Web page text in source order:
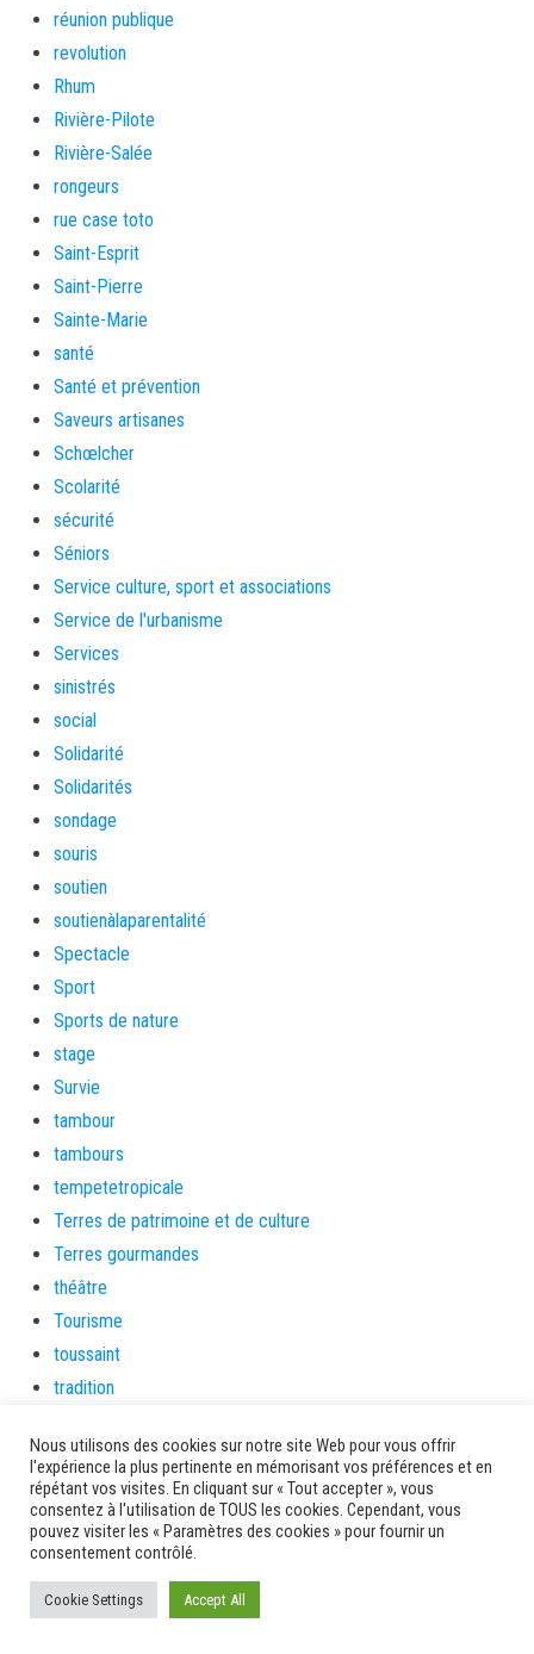
réunion publique
revolution
Rhum
Rivière-Pilote
Rivière-Salée
rongeurs
rue case toto
Saint-Esprit
Saint-Pierre
Sainte-Marie
santé
Santé et prévention
Saveurs artisanes
Schœlcher
Scolarité
sécurité
Séniors
Service culture, sport et associations
Service de l'urbanisme
Services
sinistrés
social
Solidarité
Solidarités
sondage
souris
soutien
soutienàlaparentalité
Spectacle
Sport
Sports de nature
stage
Survie
tambour
tambours
tempetetropicale
Terres de patrimoine et de culture
Terres gourmandes
théâtre
Tourisme
toussaint
tradition
Transport et routes
Travail
Travaux
Travaux THD
travaux utiles
TSUNAMI
Nous utilisons des cookies sur notre site Web pour vous offrir
l'expérience la plus pertinente en mémorisant vos préférences et en
répétant vos visites. En cliquant sur « Tout accepter », vous
consentez à l'utilisation de TOUS les cookies. Cependant, vous
pouvez visiter les « Paramètres des cookies » pour fournir un
consentement contrôlé.
Cookie Settings Accept All